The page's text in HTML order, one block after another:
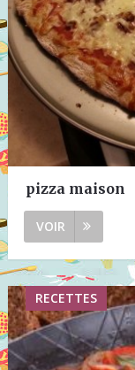
pizza maison
VOIR
RECETTES